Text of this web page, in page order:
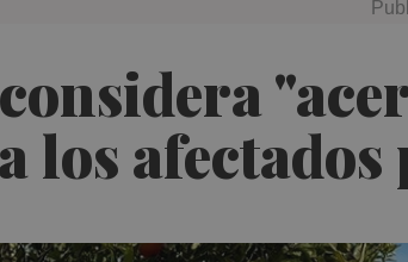
los afectados